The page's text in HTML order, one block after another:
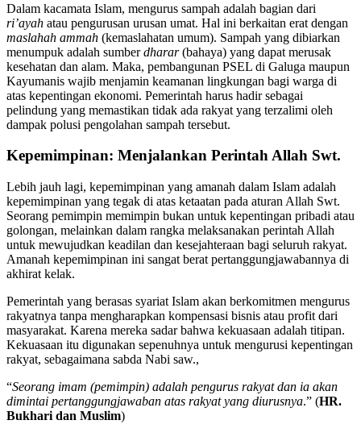
Dalam kacamata Islam, mengurus sampah adalah bagian dari
ri’ayah atau pengurusan urusan umat. Hal ini berkaitan erat dengan
maslahah ammah (kemaslahatan umum). Sampah yang dibiarkan
menumpuk adalah sumberdharar(bahaya) yang dapat merusak
kesehatan dan alam. Maka, pembangunan PSEL di Galuga maupun
Kayumanis wajib menjamin keamanan lingkungan bagi warga di
atas kepentingan ekonomi. Pemerintah harus hadir sebagai
pelindung yang memastikan tidak ada rakyat yang terzalimi oleh
dampak polusi pengolahan sampah tersebut.
Kepemimpinan: Menjalankan Perintah Allah Swt.
Lebih jauh lagi, kepemimpinan yang amanah dalam Islam adalah
kepemimpinan yang tegak di atas ketaatan pada aturan Allah Swt.
Seorang pemimpin memimpin bukan untuk kepentingan pribadi atau
golongan, melainkan dalam rangka melaksanakan perintah Allah
untuk mewujudkan keadilan dan kesejahteraan bagi seluruh rakyat.
Amanah kepemimpinan ini sangat berat pertanggungjawabannya di
akhirat kelak.
Pemerintah yang berasas syariat Islam akan berkomitmen mengurus
rakyatnya tanpa mengharapkan kompensasi bisnis atau profit dari
masyarakat. Karena mereka sadar bahwa kekuasaan adalah titipan.
Kekuasaan itu digunakan sepenuhnya untuk mengurusi kepentingan
rakyat, sebagaimana sabda Nabi saw.,
“Seorang imam (pemimpin) adalah pengurus rakyat dan ia akan
dimintai pertanggungjawaban atas rakyat yang diurusnya.” (HR.
Bukhari dan Muslim)